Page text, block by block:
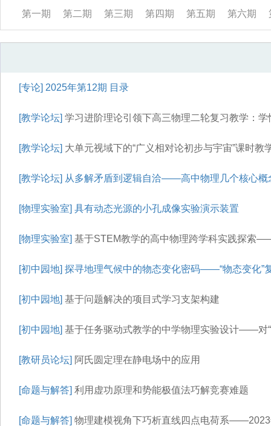
第一期 第二期 第三期 第四期 第五期 第六期
[专论] 2025年第12期 目录
[教学论坛] 学习进阶理论引领下高三物理二轮复习教学：
[教学论坛] 大单元视域下的“广义相对论初步与宇宙”课时教
[教学论坛] 从多解矛盾到逻辑自洽——高中物理几个核心概
[物理实验室] 具有动态光源的小孔成像实验演示装置
[物理实验室] 基于STEM教学的高中物理跨学科实践探索
[初中园地] 探寻地理气候中的物态变化密码——“物态变化”
[初中园地] 基于问题解决的项目式学习支架构建
[初中园地] 基于任务驱动式教学的中学物理实验设计——对
[教研员论坛] 阿氏圆定理在静电场中的应用
[命题与解答] 利用虚功原理和势能极值法巧解竞赛难题
[命题与解答] 物理建模视角下巧析直线四点电荷系